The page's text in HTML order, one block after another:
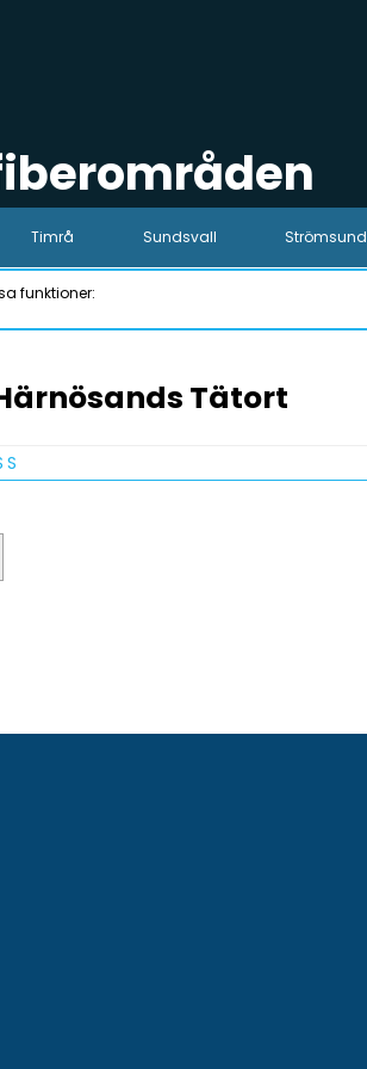
Timrå Sundsvall Strömsund
funktioner:
Tätort